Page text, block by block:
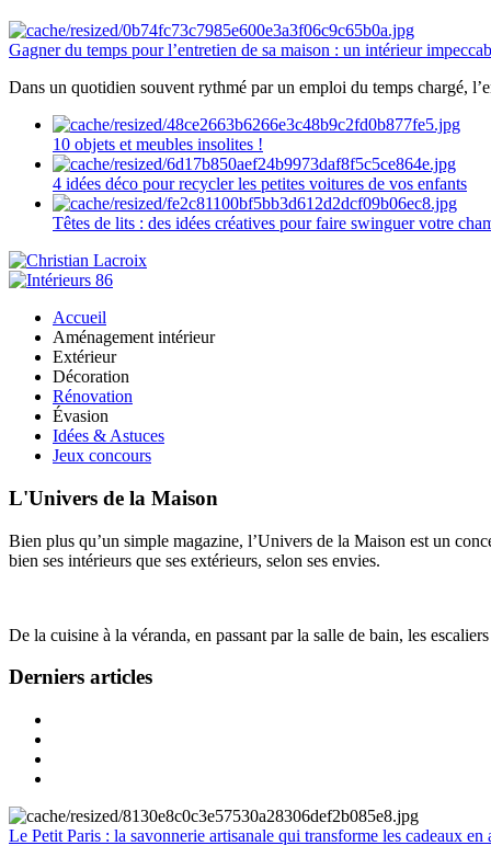
Gagner du temps pour l’entretien de sa maison : un intérieur
Dans un quotidien souvent rythmé par un emploi du temps chargé,
10 objets et meubles insolites !
4 idées déco pour recycler les petites voitures de vos enfants
Têtes de lits : des idées créatives pour faire swinguer votre
Accueil
Aménagement intérieur
Extérieur
Décoration
Rénovation
Évasion
Idées & Astuces
Jeux concours
L'Univers de la Maison
Bien plus qu’un simple magazine, l’Univers de la Maison est un
bien ses intérieurs que ses extérieurs, selon ses envies.
De la cuisine à la véranda, en passant par la salle de bain, les
Derniers articles
Le Petit Paris : la savonnerie artisanale qui transforme les cadeaux en